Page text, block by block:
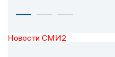
Новости СМИ2